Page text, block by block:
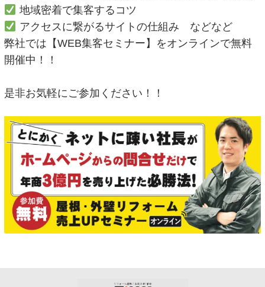
地域密着で集客するコツ
アクセスに繋がるサイトの仕組み などなど
弊社では【WEB集客セミナー】をオンラインで無料
開催中！！
是非お気軽にご参加ください！！